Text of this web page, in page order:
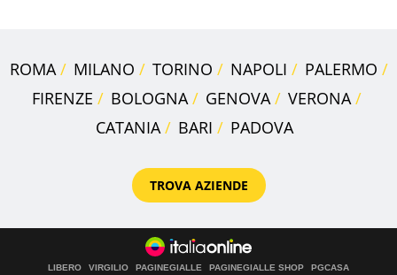
ROMA MILANO TORINO NAPOLI
PALERMO
FIRENZE
BOLOGNA GENOVA
VERONA
CATANIA
BARI PADOVA
TROVA AZIENDE
LIBERO VIRGILIO PAGINEGIALLE PAGINEGIALLE SHOP
PGCASA